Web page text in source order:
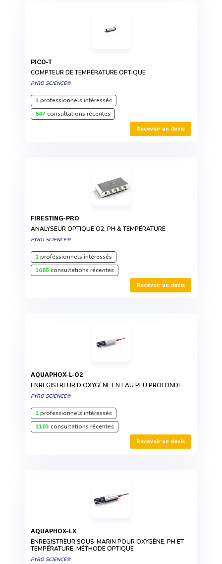
PICO-T
COMPTEUR DE TEMPÉRATURE OPTIQUE
PYRO SCIENCE®
1professionnels intéressés
647consultations récentes
Recevoir un devis
FIRESTING-PRO
ANALYSEUR OPTIQUE O2, PH & TEMPÉRATURE
PYRO SCIENCE®
1professionnels intéressés
1685consultations récentes
Recevoir un devis
AQUAPHOX-L-O2
ENREGISTREUR D’OXYGÈNE EN EAU PEU PROFONDE
PYRO SCIENCE®
1professionnels intéressés
1103 consultations récentes
Recevoir un devis
AQUAPHOX-LX
ENREGISTREUR SOUS-MARIN POUR OXYGÈNE, PH ET
TEMPÉRATURE, MÉTHODE OPTIQUE
PYRO SCIENCE®